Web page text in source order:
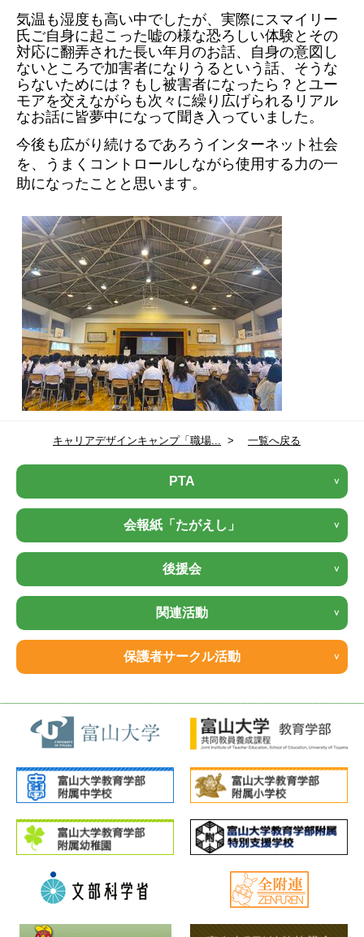
気温も湿度も高い中でしたが、実際にスマイリー
氏ご自身に起こった嘘の様な恐ろしい体験とその
対応に翻弄された長い年月のお話、自身の意図し
ないところで加害者になりうるという話、そうな
らないためには？もし被害者になったら？とユー
モアを交えながらも次々に繰り広げられるリアル
なお話に皆夢中になって聞き入っていました。
今後も広がり続けるであろうインターネット社会
を、うまくコントロールしながら使用する力の一
助になったことと思います。
キャリアデザインキャンプ「職場... > 一覧へ戻る
PTA
会報紙「たがえし」
後援会
関連活動
保護者サークル活動